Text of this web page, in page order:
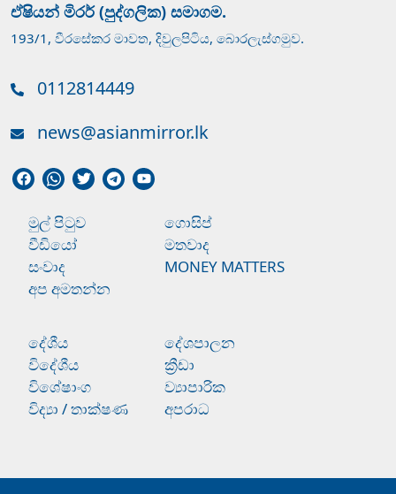
ඒෂියන් මිරර් (පුද්ගලික) සමාගම.
193/1, වීරසේකර මාවත, දිවුලපිටිය, බොරලැස්ගමුව.
0112814449
news@asianmirror.lk
මුල් පිටුව
ගොසිප්
වීඩියෝ
මතවාද
සංවාද
MONEY MATTERS
අප අමතන්න
දේශීය
දේශපාලන
විදේශීය
ක්‍රීඩා
විශේෂාංග
ව්‍යාපාරික
විද්‍යා / තාක්ෂණ
අපරාධ